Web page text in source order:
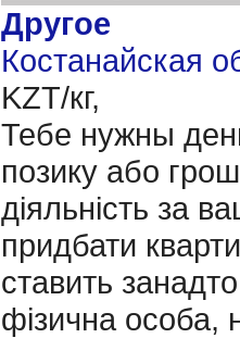
Другое
Костанайская
KZT/кг,
Тебе нужны
позику або
діяльність за
придбати
ставить
фізична особа,